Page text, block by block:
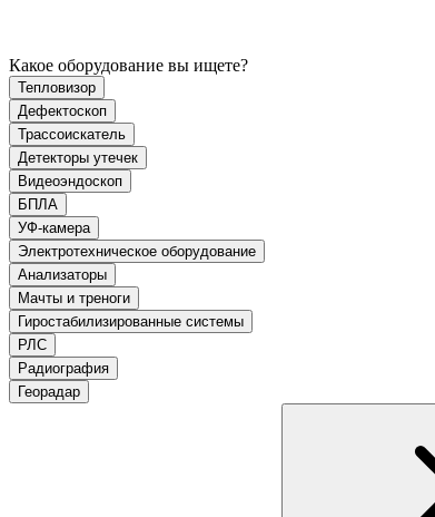
Какое оборудование вы ищете?
Тепловизор
Дефектоскоп
Трассоискатель
Детекторы утечек
Видеоэндоскоп
БПЛА
УФ-камера
Электротехническое оборудование
Анализаторы
Мачты и треноги
Гиростабилизированные системы
РЛС
Радиография
Георадар